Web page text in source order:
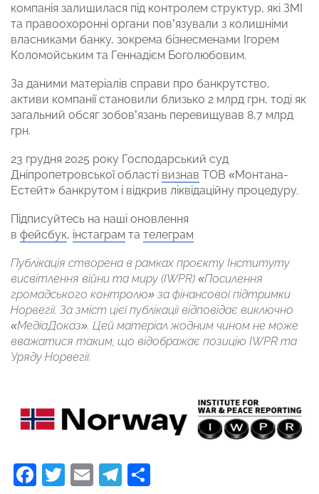
компанія залишилася під контролем структур, які ЗМІ
та правоохоронні органи пов’язували з колишніми
власниками банку, зокрема бізнесменами Ігорем
Коломойським та Геннадієм Боголюбовим.
За даними матеріалів справи про банкрутство,
активи компанії становили близько 2 млрд грн, тоді як
загальний обсяг зобов’язань перевищував 8,7 млрд
грн.
23 грудня 2025 року Господарський суд
Дніпропетровської області визнав ТОВ «Монтана-
Естейт» банкрутом і відкрив ліквідаційну процедуру.
Підписуйтесь на наші оновлення
в фейсбук, інстаграм та телеграм
Публікація створена в рамках проєкту Інституту
висвітлення війни та миру (IWPR) «Посилення
громадського контролю» за фінансової підтримки
Норвегії. За зміст цієї публікації відповідає виключно
«МедіаДоказ». Цей матеріал жодним чином не може
вважатися таким, що відображає позицію IWPR та
Уряду Норвегії.
Facebook
Twitter
EmailTelegram